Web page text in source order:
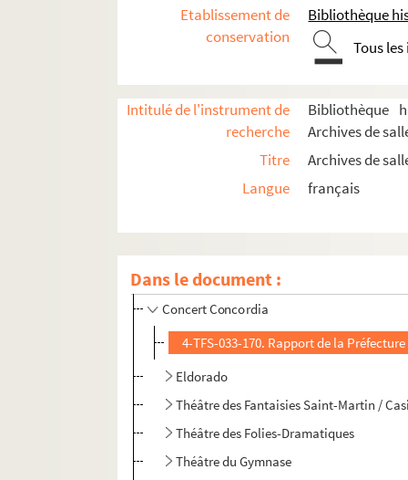
Etablissement de
conservation
Bibliothèque
Tous
Intitulé de l'instrument de
recherche
Bibliothèque
Archives de
Titre
Archives de
Langue
français
Dans le document :
7e arrondissement
10e arrondissement
Théâtre de l'Ambigu
Théâtre Antoine
Le Bateau-théâtre
Caveau de la République
Comédie parisienne
Concert Concordia
4-TFS-033-170. Rapport de la
Eldorado
Théâtre des Fantaisies Saint-Martin /
Théâtre des Folies-Dramatiques
Théâtre du Gymnase